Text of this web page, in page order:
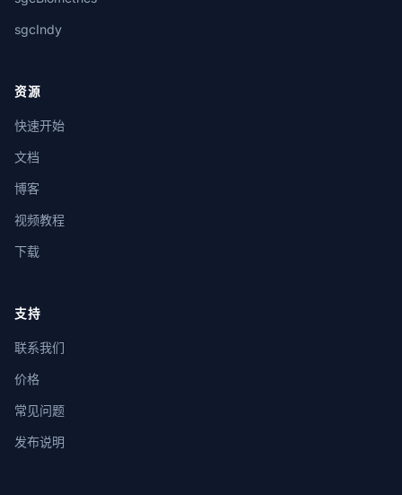
sgcIndy
资源
快速开始
文档
博客
视频教程
下载
支持
联系我们
价格
常见问题
发布说明